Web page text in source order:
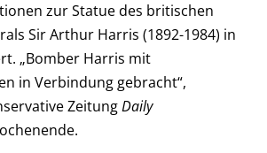
zur Statue des britischen
Sir Arthur Harris (1892-1984) in
„Bomber Harris mit
in Verbindung gebracht“,
ZeitungDaily